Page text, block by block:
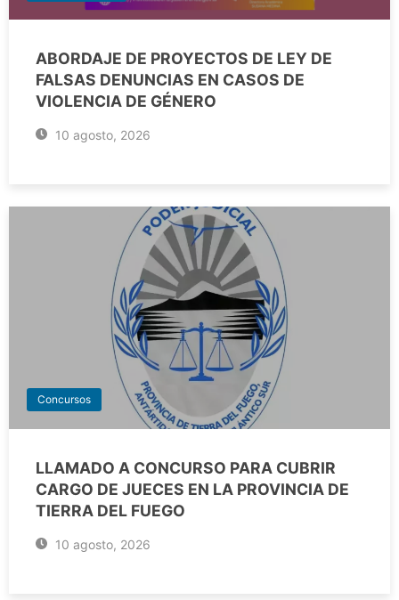
ABORDAJE DE PROYECTOS DE LEY DE
FALSAS DENUNCIAS EN CASOS DE
VIOLENCIA DE GÉNERO
10 agosto, 2026
Concursos
LLAMADO A CONCURSO PARA CUBRIR
CARGO DE JUECES EN LA PROVINCIA DE
TIERRA DEL FUEGO
10 agosto, 2026